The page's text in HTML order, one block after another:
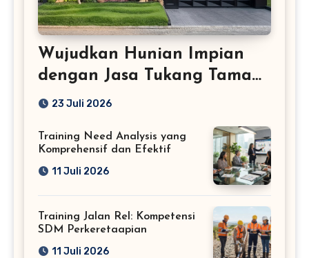
Wujudkan Hunian Impian
dengan Jasa Tukang Taman
Profesional
23 Juli 2026
Training Need Analysis yang
Komprehensif dan Efektif
11 Juli 2026
Training Jalan Rel: Kompetensi
SDM Perkeretaapian
11 Juli 2026